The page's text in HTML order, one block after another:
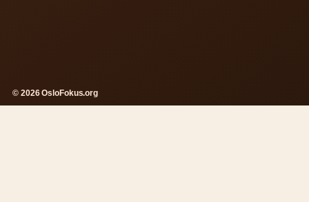
© 2026 OsloFokus.org